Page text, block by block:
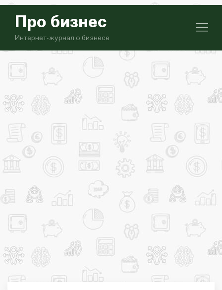
Про бизнес
Интернет-журнал о бизнесе